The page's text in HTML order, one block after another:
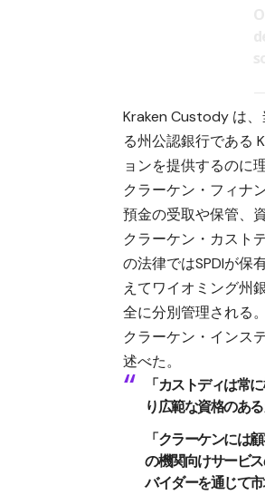
Kraken Custody は
る州公認銀行である
ョンを提供するのに
クラーケン・フィナ
預金の受取や保管、
クラーケン・カスト
の法律ではSPDIが保
えてワイオミング州
全に分別管理される。
クラーケン・インス
述べた。
「カストディは常
り広範な資格のあ
「クラーケンには
の機関向けサービ
バイダーを通じて